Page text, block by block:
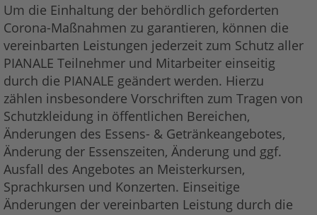
Um die Einhaltung der behördlich geforderten
Corona-Maßnahmen zu garantieren, können die
vereinbarten Leistungen jederzeit zum Schutz aller
PIANALE Teilnehmer und Mitarbeiter einseitig
durch die PIANALE geändert werden. Hierzu
zählen insbesondere Vorschriften zum Tragen von
Schutzkleidung in öffentlichen Bereichen,
Änderungen des Essens- & Getränkeangebotes,
Änderung der Essenszeiten, Änderung und ggf.
Ausfall des Angebotes an Meisterkursen,
Sprachkursen und Konzerten. Einseitige
Änderungen der vereinbarten Leistung durch die